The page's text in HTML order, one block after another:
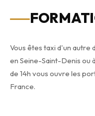
Vous êtes taxi d'un
en Seine-Saint-Denis ou
de 14h vous ouvre les
France.